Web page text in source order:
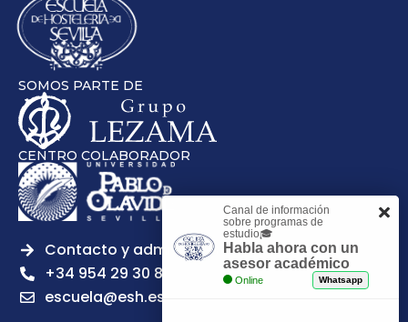
SOMOS PARTE DE
CENTRO COLABORADOR
Contacto y admisiones
+34 954 29 30 81
escuela@esh.es
Canal de información
sobre programas de
estudio🎓
Habla ahora con un
asesor académico
Online Whatsapp